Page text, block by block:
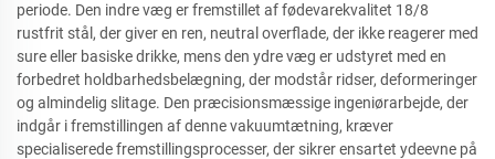
periode. Den indre væg er fremstillet af fødevarekvalitet 18/8
rustfrit stål, der giver en ren, neutral overflade, der ikke reagerer med
sure eller basiske drikke, mens den ydre væg er udstyret med en
forbedret holdbarhedsbelægning, der modstår ridser, deformeringer
og almindelig slitage. Den præcisionsmæssige ingeniørarbejde, der
indgår i fremstillingen af denne vakuumtætning, kræver
specialiserede fremstillingsprocesser, der sikrer ensartet ydeevne på